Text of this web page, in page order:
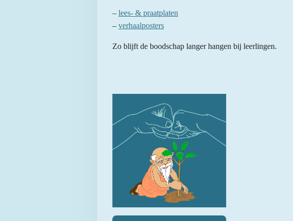
– lees- & praatplaten
– verhaalposters
Zo blijft de boodschap langer hangen bij leerlingen.